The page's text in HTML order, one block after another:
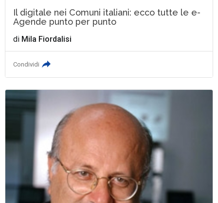
Il digitale nei Comuni italiani: ecco tutte le e-
Agende punto per punto
di Mila Fiordalisi
Condividi